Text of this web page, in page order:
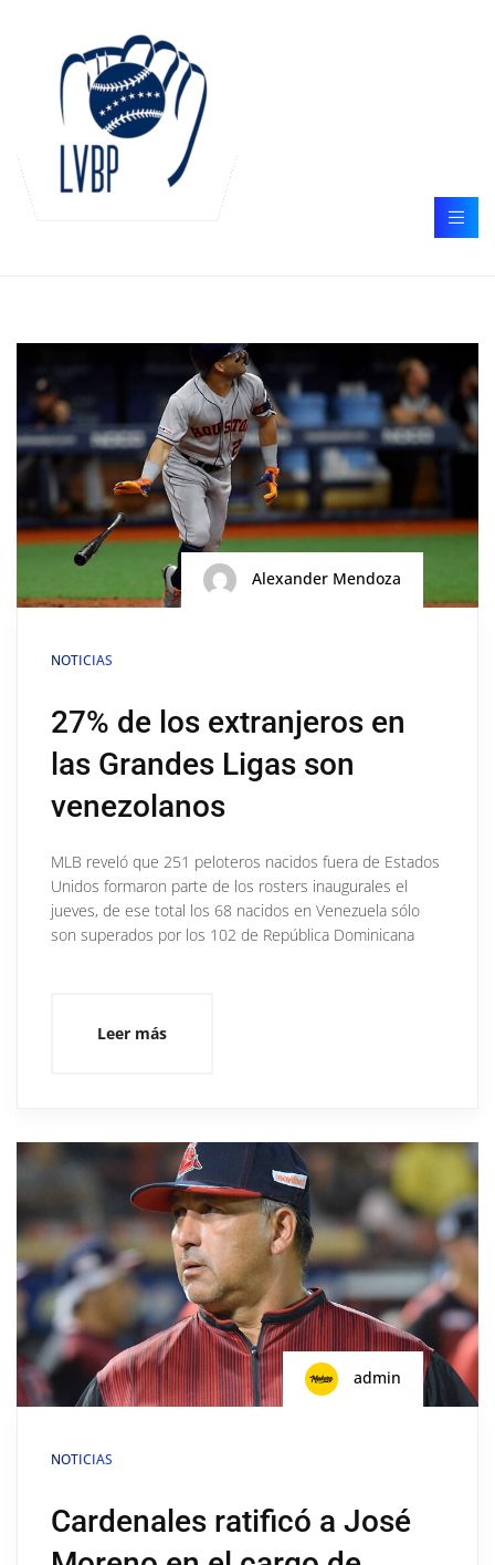
Alexander Mendoza
NOTICIAS
27% de los extranjeros en
las Grandes Ligas son
venezolanos
MLB reveló que 251 peloteros nacidos fuera de Estados
Unidos formaron parte de los rosters inaugurales el
jueves, de ese total los 68 nacidos en Venezuela sólo
son superados por los 102 de República Dominicana
Leer más
admin
NOTICIAS
Cardenales ratificó a José